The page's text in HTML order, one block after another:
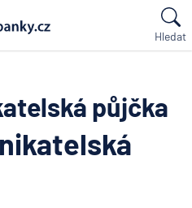
Hledat
půjčka